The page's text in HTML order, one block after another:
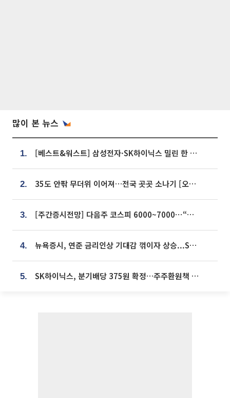
많이 본 뉴스
1. [베스트&워스트] 삼성전자·SK하이닉스 밀린 한 주…상상인증권은 85% 급등
2. 35도 안팎 무더위 이어져…전국 곳곳 소나기 [오늘 날씨]
3. [주간증시전망] 다음주 코스피 6000~7000⋯“外人 수급은 정책이 변수”
4. 뉴욕증시, 연준 금리인상 기대감 꺾이자 상승...S&P500 사상 최고치 [종합]
5. SK하이닉스, 분기배당 375원 확정…주주환원책 9월로 앞당겨 발표